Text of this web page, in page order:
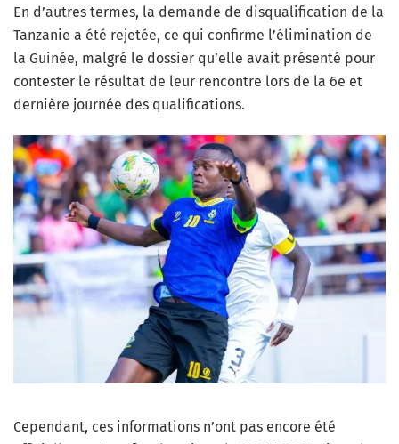
En d’autres termes, la demande de disqualification de la
Tanzanie a été rejetée, ce qui confirme l’élimination de
la Guinée, malgré le dossier qu’elle avait présenté pour
contester le résultat de leur rencontre lors de la 6e et
dernière journée des qualifications.
Cependant, ces informations n’ont pas encore été